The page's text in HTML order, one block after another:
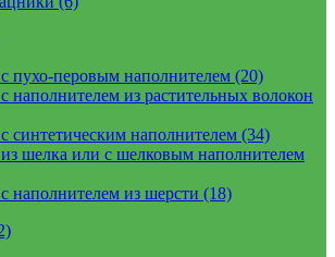
пухо-перовым наполнителем (20)
наполнителем из растительных волокон
синтетическим наполнителем (34)
шелка или с шелковым наполнителем
наполнителем из шерсти (18)